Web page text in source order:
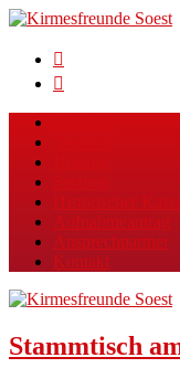
Historischer
Aufnahmeantrag
Ansprechpartner
Kontakt
Stammtisch